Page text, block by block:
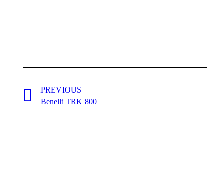
navigation
PREVIOUS
Previous
Benelli TRK 800